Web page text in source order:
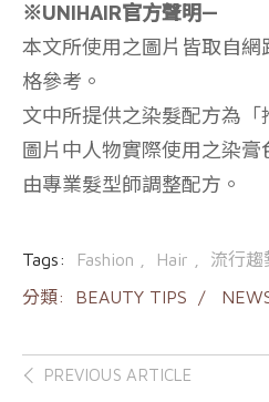
※UNIHAIR官方聲明—
本文所使用之圖片皆取自
格參考。
文中所提供之染髮配方為
圖片中人物實際使用之染
由專業髮型師調整配方。
Tags: Fashion Hair 流行趨
分類:
BEAUTY TIPS
Post
PREVIOUS ARTICLE